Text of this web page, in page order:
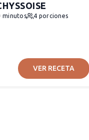
minutos 4 porciones
VER RECETA